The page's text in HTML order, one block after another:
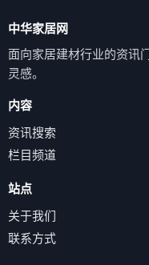
中华家居网
面向家居建材行业的资讯
灵感。
内容
资讯搜索
栏目频道
站点
关于我们
联系方式